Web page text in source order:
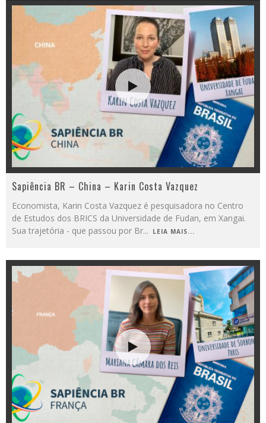
Sapiência BR – China – Karin Costa Vazquez
Economista, Karin Costa Vazquez é pesquisadora no Centro
de Estudos dos BRICS da Universidade de Fudan, em Xangai.
Sua trajetória - que passou por Br... LEIA MAIS...